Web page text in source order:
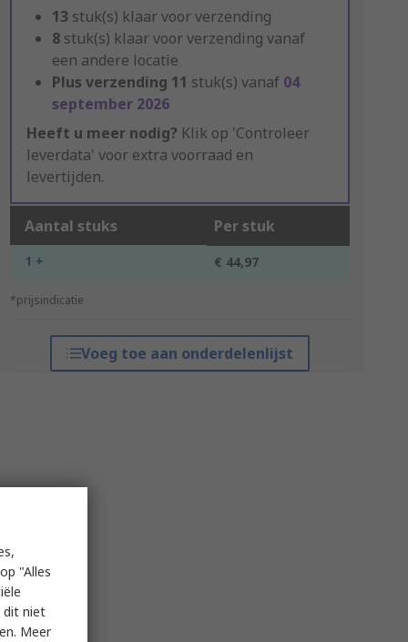
13 stuk(s) klaar voor verzending
8 stuk(s) klaar voor verzending vanaf
een andere locatie
Plus verzending 11 stuk(s) vanaf 04
september 2026
Heeft u meer nodig? Klik op 'Controleer
leverdata' voor extra voorraad en
levertijden.
Aantal stuks Per stuk
1 + € 44,97
*prijsindicatie
Voeg toe aan onderdelenlijst
"Alles
dit niet
Meer